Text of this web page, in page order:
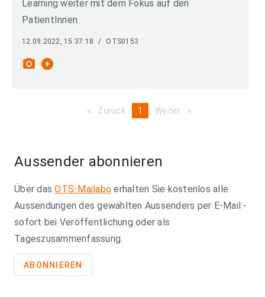
Learning weiter mit dem Fokus auf den
PatientInnen
12.09.2022, 15:37:18 / OTS0153
photo_camera play_circle_filled
Zurück pageYou're
1 Weiter page
Aussender abonnieren
Über dasOTS-Mailabo erhalten Sie kostenlos alle
Aussendungen des gewählten Aussenders per E-Mail -
sofort bei Veröffentlichung oder als
Tageszusammenfassung.
ABONNIEREN